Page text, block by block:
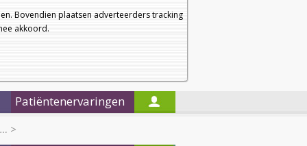
Bovendien plaatsen adverteerders tracking
akkoord.
a
a
Nieuwsbrief
Startpagina
Patiëntenervaringen
>